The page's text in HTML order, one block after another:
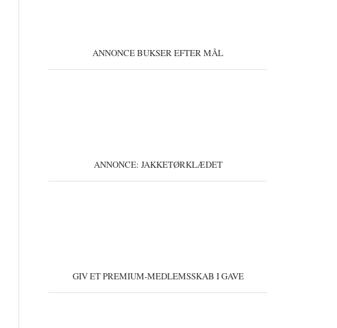
ANNONCE BUKSER EFTER MÅL
ANNONCE: JAKKETØRKLÆDET
GIV ET PREMIUM-MEDLEMSSKAB I GAVE